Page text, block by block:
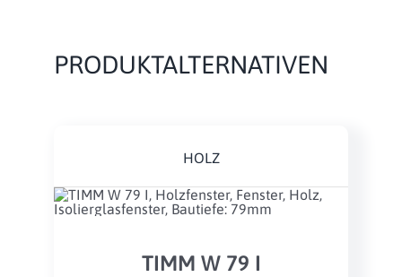
PRODUKTALTERNATIVEN
HOLZ
TIMM W 79 I